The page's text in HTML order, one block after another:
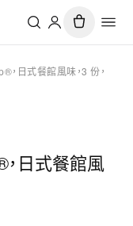
日式餐館風味，3 份，
日式餐館風